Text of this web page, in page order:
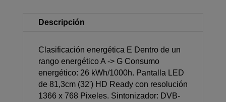
Descripción
Clasificación energética E Dentro de un
rango energético A -> G Consumo
energético: 26 kWh/1000h. Pantalla LED
de 81,3cm (32') HD Ready con resolución
1366 x 768 Pixeles. Sintonizador: DVB-